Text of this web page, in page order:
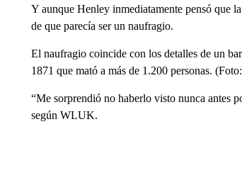
Y aunque Henley inmediatamente pensó que
de que parecía ser un naufragio.
El naufragio coincide con los detalles de un
1871 que mató a más de 1.200 personas.
“Me sorprendió no haberlo visto nunca antes
según WLUK.